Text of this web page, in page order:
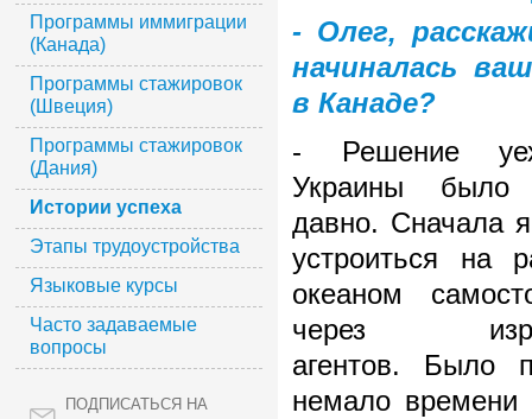
Программы иммиграции
(Канада)
Программы стажировок
(Швеция)
Программы стажировок
(Дания)
Истории успеха
Этапы трудоустройства
Языковые курсы
Часто задаваемые
вопросы
ПОДПИСАТЬСЯ НА
- Олег,
начиналась
в Канаде?
- Решение
Украины было
давно. Сначала
устроиться на
океаном
через
агентов. Было
немало времени